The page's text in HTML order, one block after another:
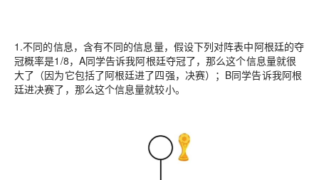
1.不同的信息，含有不同的信息量，假设下列对阵表中阿根廷的夺
冠概率是1/8，A同学告诉我阿根廷夺冠了，那么这个信息量就很
大了（因为它包括了阿根廷进了四强，决赛）；B同学告诉我阿根
廷进决赛了，那么这个信息量就较小。